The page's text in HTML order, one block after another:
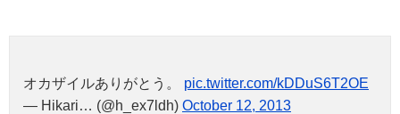
オカザイルありがとう。 pic.twitter.com/kDDuS6T2OE
— Hikari… (@h_ex7ldh) October 12, 2013